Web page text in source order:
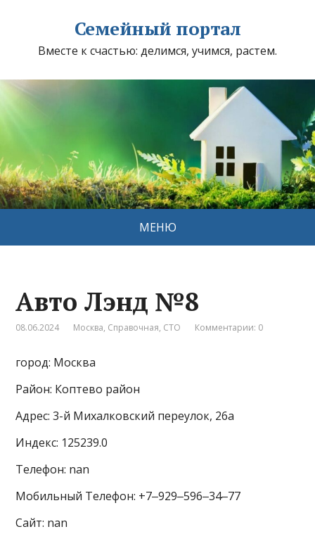
Семейный портал
Вместе к счастью: делимся, учимся, растем.
МЕНЮ
Авто Лэнд №8
08.06.2024 Москва, Справочная, СТО Комментарии: 0
город: Москва
Район: Коптево район
Адрес: 3-й Михалковский переулок, 26а
Индекс: 125239.0
Телефон: nan
Мобильный Телефон: +7‒929‒596‒34‒77
Сайт: nan